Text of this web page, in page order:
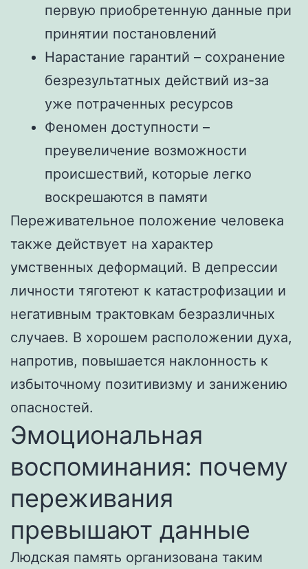
первую приобретенную данные при
принятии постановлений
Нарастание гарантий – сохранение
безрезультатных действий из-за
уже потраченных ресурсов
Феномен доступности –
преувеличение возможности
происшествий, которые легко
воскрешаются в памяти
Переживательное положение человека
также действует на характер
умственных деформаций. В депрессии
личности тяготеют к катастрофизации и
негативным трактовкам безразличных
случаев. В хорошем расположении духа,
напротив, повышается наклонность к
избыточному позитивизму и занижению
опасностей.
Эмоциональная
воспоминания: почему
переживания
превышают данные
Людская память организована таким